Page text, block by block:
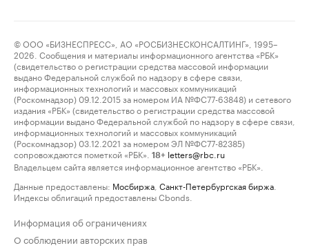
© ООО «БИЗНЕСПРЕСС», АО «РОСБИЗНЕСКОНСАЛТИНГ», 1995–
2026. Сообщения и материалы информационного агентства «РБК»
(свидетельство о регистрации средства массовой информации
выдано Федеральной службой по надзору в сфере связи,
информационных технологий и массовых коммуникаций
(Роскомнадзор) 09.12.2015 за номером ИА №ФС77-63848) и сетевого
издания «РБК» (свидетельство о регистрации средства массовой
информации выдано Федеральной службой по надзору в сфере связи,
информационных технологий и массовых коммуникаций
(Роскомнадзор) 03.12.2021 за номером ЭЛ №ФС77-82385)
сопровождаются пометкой «РБК».
18+ letters@rbc.ru
Владельцем сайта является информационное агентство «РБК».
Данные предоставлены: Мосбиржа Санкт-Петербургская биржа
Индексы облигаций предоставлены Cbonds.
Информация об ограничениях
О соблюдении авторских прав